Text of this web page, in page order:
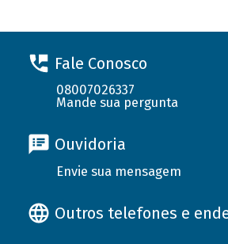
Fale Conosco
08007026337
Mande sua pergunta
Ouvidoria
Envie sua mensagem
Outros telefones e